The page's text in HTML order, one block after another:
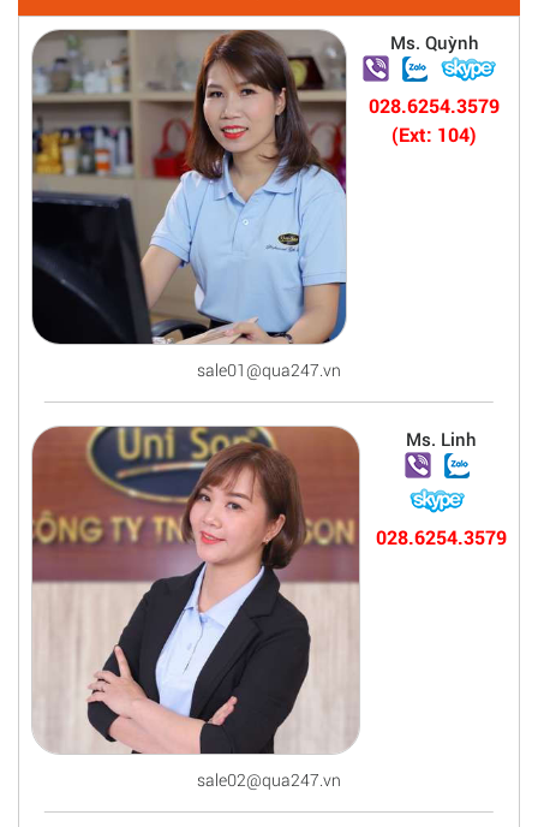
Ms. Quỳnh
028.6254.3579
(Ext: 104)
sale01@qua247.vn
Ms. Linh
028.6254.3579
sale02@qua247.vn